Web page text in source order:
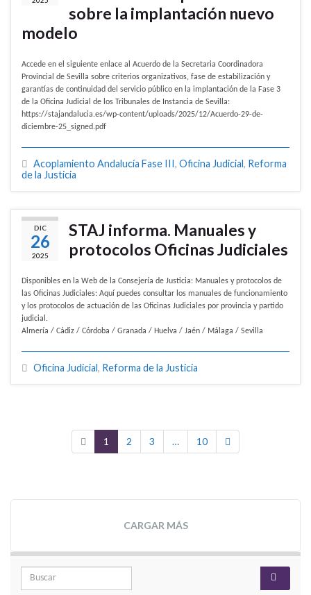
sobre la implantación nuevo
modelo
Accede en el siguiente enlace al Acuerdo de la Secretaria Coordinadora
Provincial de Sevilla sobre criterios organizativos, fase de estabilización y
garantías de continuidad del servicio público en la implantación de la Fase 3
de la Oficina Judicial de los Tribunales de Instancia de Sevilla:
https://stajandalucia.es/wp-content/uploads/2025/12/Acuerdo-29-de-
diciembre-25_signed.pdf
Acoplamiento Andalucía Fase III, Oficina Judicial, Reforma
de la Justicia
DIC
26
2025
STAJ informa. Manuales y
protocolos Oficinas Judiciales
Disponibles en la Web de la Consejería de Justicia: Manuales y protocolos de
las Oficinas Judiciales: Aquí puedes consultar los manuales de funcionamiento
y los protocolos de actuación de las Oficinas Judiciales por provincia y partido
judicial.
Almería / Cádiz / Córdoba / Granada / Huelva / Jaén / Málaga / Sevilla
Oficina Judicial, Reforma de la Justicia
1 2 3 … 10
CARGAR MÁS
Search for: